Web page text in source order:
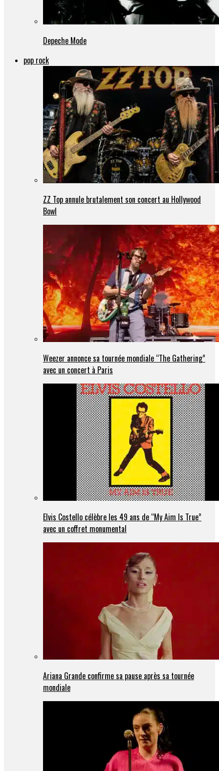
Depeche Mode
pop rock
ZZ Top annule brutalement son concert au Hollywood
Bowl
Weezer annonce sa tournée mondiale “The Gathering”
avec un concert à Paris
Elvis Costello célèbre les 49 ans de “My Aim Is True”
avec un coffret monumental
Ariana Grande confirme sa pause après sa tournée
mondiale